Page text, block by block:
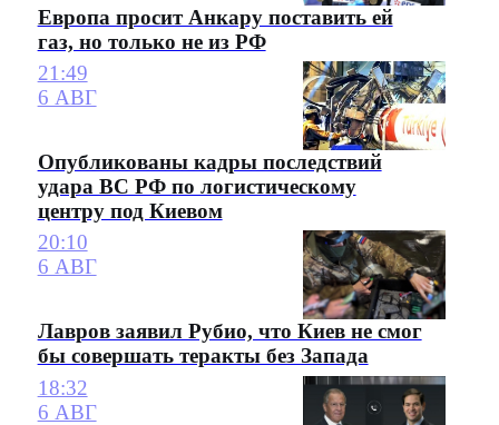
Европа просит Анкару поставить ей
газ, но только не из РФ
21:49
6 АВГ
Опубликованы кадры последствий
удара ВС РФ по логистическому
центру под Киевом
20:10
6 АВГ
Лавров заявил Рубио, что Киев не смог
бы совершать теракты без Запада
18:32
6 АВГ